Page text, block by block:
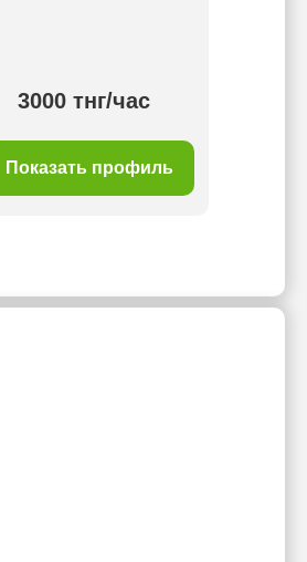
3000 тнг/час
Показать профиль